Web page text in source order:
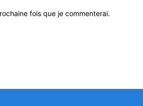
fois que je commenterai.